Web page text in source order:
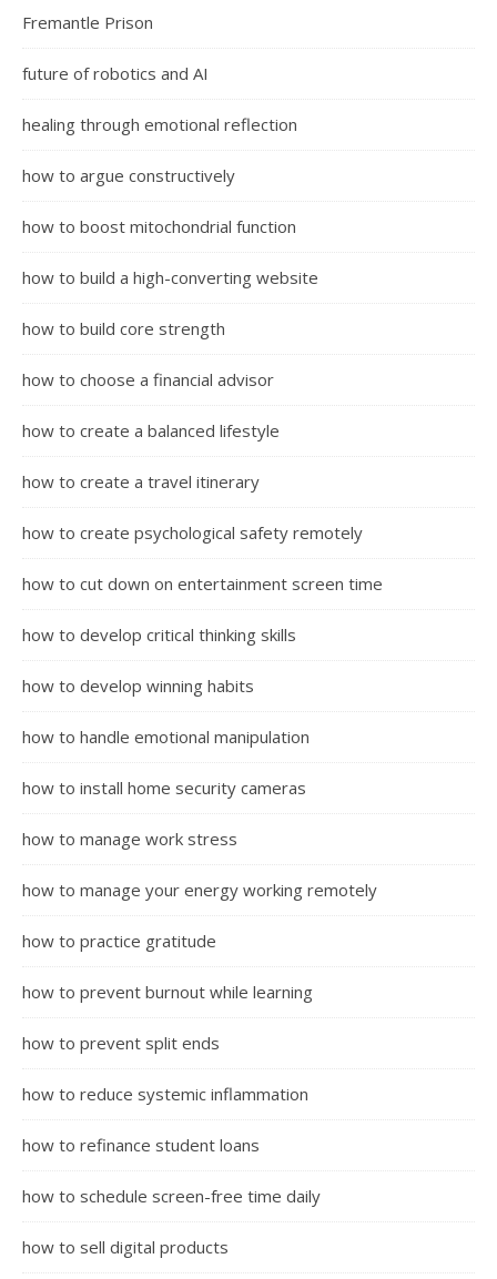
Fremantle Prison
future of robotics and AI
healing through emotional reflection
how to argue constructively
how to boost mitochondrial function
how to build a high-converting website
how to build core strength
how to choose a financial advisor
how to create a balanced lifestyle
how to create a travel itinerary
how to create psychological safety remotely
how to cut down on entertainment screen time
how to develop critical thinking skills
how to develop winning habits
how to handle emotional manipulation
how to install home security cameras
how to manage work stress
how to manage your energy working remotely
how to practice gratitude
how to prevent burnout while learning
how to prevent split ends
how to reduce systemic inflammation
how to refinance student loans
how to schedule screen-free time daily
how to sell digital products